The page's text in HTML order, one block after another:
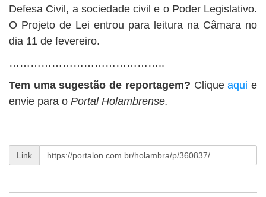
Defesa Civil, a sociedade civil e o Poder Legislativo.
O Projeto de Lei entrou para leitura na Câmara no
dia 11 de fevereiro.
……………………………………..
Tem uma sugestão de reportagem? Cliqueaquie
envie para o Portal Holambrense.
Link